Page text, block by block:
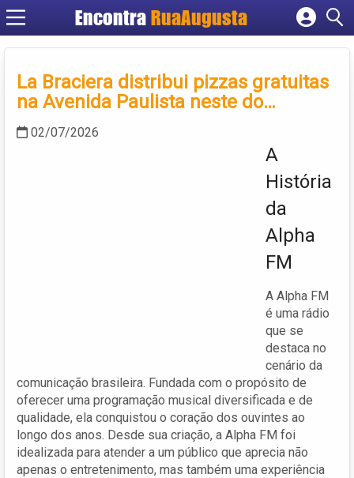
Encontra RuaAugusta
Cadastrar empresa
Criar conta
La Braciera distribui pizzas gratuitas
na Avenida Paulista neste do…
02/07/2026
A
História
da
Alpha
FM
A Alpha FM
é uma rádio
que se
destaca no
cenário da
comunicação brasileira. Fundada com o propósito de
oferecer uma programação musical diversificada e de
qualidade, ela conquistou o coração dos ouvintes ao
longo dos anos. Desde sua criação, a Alpha FM foi
idealizada para atender a um público que aprecia não
apenas o entretenimento, mas também uma experiência